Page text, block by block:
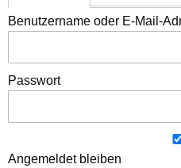
Benutzername oder E-Mail-
Passwort
Angemeldet bleiben